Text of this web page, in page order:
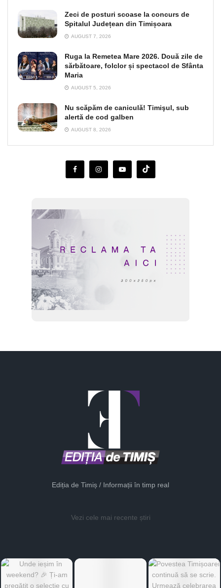
Zeci de posturi scoase la concurs de
Spitalul Județean din Timișoara
AUGUST 7, 2026
Ruga la Remetea Mare 2026. Două zile de
sărbătoare, folclor și spectacol de Sfânta
Maria
AUGUST 5, 2026
Nu scăpăm de caniculă! Timişul, sub
alertă de cod galben
AUGUST 8, 2026
Ediția de Timiș / Informații în timp real
Vezi cele mai recente știri